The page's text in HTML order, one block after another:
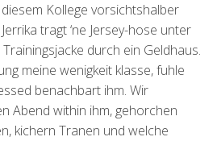
Kollege vorsichtshalber
tragt ‘ne Jersey-hose unter
durch ein Geldhaus.
meine wenigkeit klasse, fuhle
benachbart ihm. Wir
Abend within ihm, gehorchen
kichern Tranen und welche